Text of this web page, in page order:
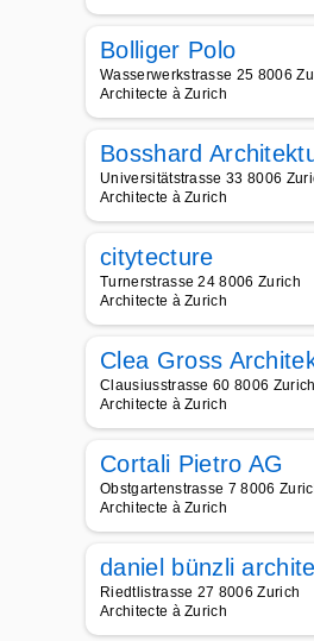
Bolliger Polo
Wasserwerkstrasse 25 8006
Architecte à Zurich
Bosshard
Universitätstrasse 33 8006
Architecte à Zurich
citytecture
Turnerstrasse 24 8006 Zurich
Architecte à Zurich
Clea Gross
Clausiusstrasse 60 8006 Zurich
Architecte à Zurich
Cortali Pietro AG
Obstgartenstrasse 7 8006
Architecte à Zurich
daniel bünzli
Riedtlistrasse 27 8006 Zurich
Architecte à Zurich